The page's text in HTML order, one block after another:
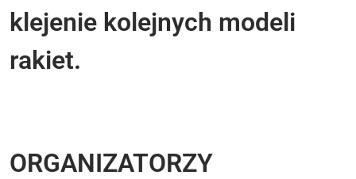
klejenie kolejnych modeli
rakiet.
ORGANIZATORZY